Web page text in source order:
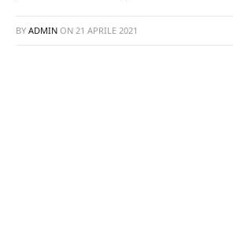
BY ADMIN ON 21 APRILE 2021